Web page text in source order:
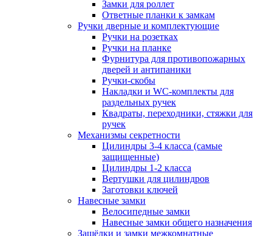
Замки для роллет
Ответные планки к замкам
Ручки дверные и комплектующие
Ручки на розетках
Ручки на планке
Фурнитура для противопожарных
дверей и антипаники
Ручки-скобы
Накладки и WC-комплекты для
раздельных ручек
Квадраты, переходники, стяжки для
ручек
Механизмы секретности
Цилиндры 3-4 класса (самые
защищенные)
Цилиндры 1-2 класса
Вертушки для цилиндров
Заготовки ключей
Навесные замки
Велосипедные замки
Навесные замки общего назначения
Защёлки и замки межкомнатные